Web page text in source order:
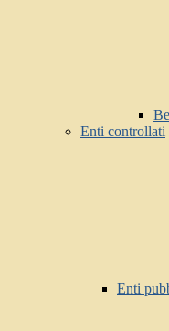
Enti controllati
Enti